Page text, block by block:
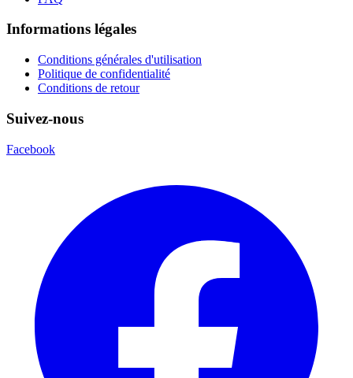
Informations légales
Conditions générales d'utilisation
Politique de confidentialité
Conditions de retour
Suivez-nous
Facebook